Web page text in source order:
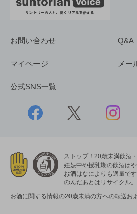
お問い合わせ Q&A
マイページ メー
公式SNS一覧
ストップ！20歳未満飲酒
妊娠中や授乳期の飲酒はや
お酒はなによりも適量です
のんだあとはリサイクル。
お酒に関する情報の20歳未満の方への転送お